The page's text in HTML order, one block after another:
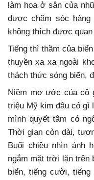
làm hoa ở sân của
được chăm sóc
không thích được
Tiếng thì thầm của
thuyền xa xa ngoài
thách thức sóng biển,
Niềm mơ ước của cô
triệu Mỹ kim đâu có gì
mình quyết tâm có
Thời gian còn dài,
Buổi chiều nhìn ánh
ngắm mặt trời lặn trên
biển, tiếng cười, tiếng